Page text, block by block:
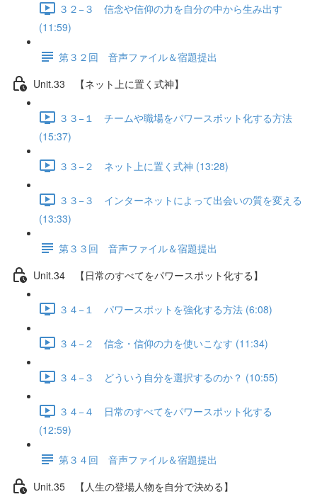
３２−３ 信念や信仰の力を自分の中から生み出す
(11:59)
第３２回 音声ファイル＆宿題提出
Unit.33 【ネット上に置く式神】
３３−１ チームや職場をパワースポット化する方法
(15:37)
３３−２ ネット上に置く式神 (13:28)
３３−３ インターネットによって出会いの質を変える
(13:33)
第３３回 音声ファイル＆宿題提出
Unit.34 【日常のすべてをパワースポット化する】
３４−１ パワースポットを強化する方法 (6:08)
３４−２ 信念・信仰の力を使いこなす (11:34)
３４−３ どういう自分を選択するのか？ (10:55)
３４−４ 日常のすべてをパワースポット化する
(12:59)
第３４回 音声ファイル＆宿題提出
Unit.35 【人生の登場人物を自分で決める】